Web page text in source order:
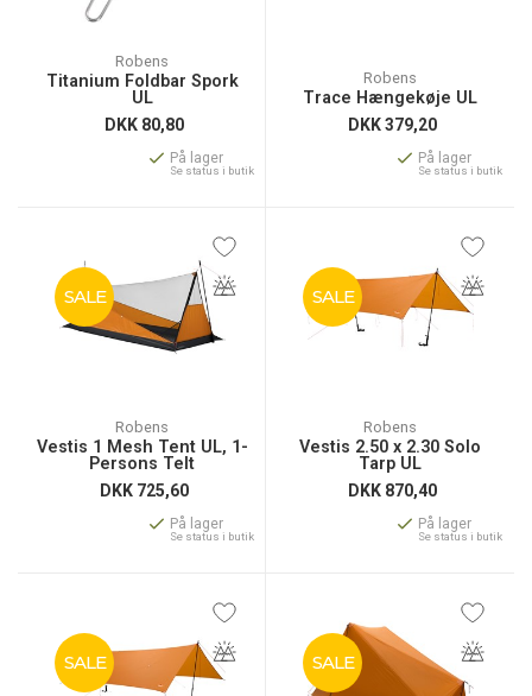
Robens
Titanium Foldbar Spork
UL
DKK 80,80
På lager
Se status i butik
Robens
Trace Hængekøje UL
DKK379,20
På lager
Se status i butik
SALE
Robens
Vestis 1 Mesh Tent UL, 1-
Persons Telt
DKK 725,60
På lager
Se status i butik
SALE
Robens
Vestis 2.50 x 2.30 Solo
Tarp UL
DKK 870,40
På lager
Se status i butik
SALE SALE